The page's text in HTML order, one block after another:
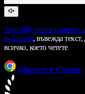
Speechify разширението
to-Speech, въвежда
всичко, което четете
Добавете в Chrome